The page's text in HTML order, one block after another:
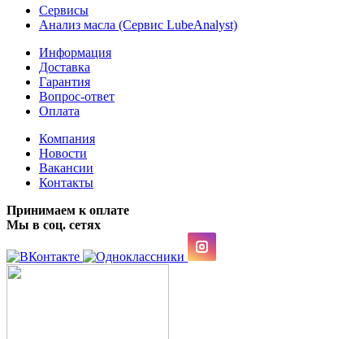
Сервисы
Анализ масла (Сервис LubeAnalyst)
Информация
Доставка
Гарантия
Вопрос-ответ
Оплата
Компания
Новости
Вакансии
Контакты
Принимаем к оплате
Мы в соц. сетях